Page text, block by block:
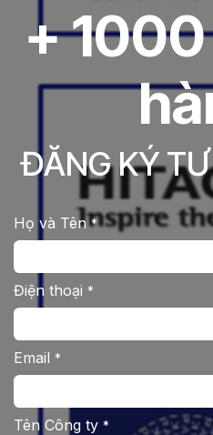
+
ĐĂNG KÝ
Họ và Tên *
Điện thoại *
Email *
Tên Công ty *